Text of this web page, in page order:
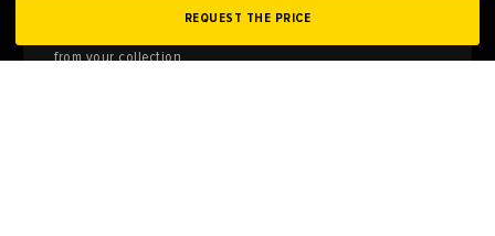
REQUEST THE PRICE
from your collection